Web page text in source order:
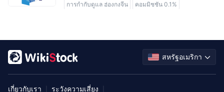
การกำกับดูแล ฮ่องกงจีน
คอมมิชชัน 0.1%
สหรัฐอเมริกา
เกี่ยวกับเรา ระวังความเสี่ยง